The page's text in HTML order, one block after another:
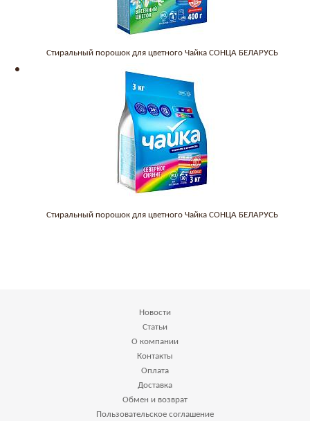
Стиральный порошок для цветного Чайка СОНЦА БЕЛАРУСЬ
Стиральный порошок для цветного Чайка СОНЦА БЕЛАРУСЬ
Новости
Статьи
О компании
Контакты
Оплата
Доставка
Обмен и возврат
Пользовательское соглашение